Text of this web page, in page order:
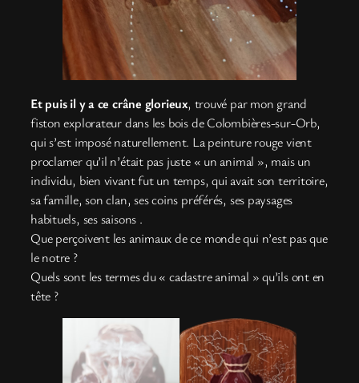
Et puis il y a ce crâne glorieux, trouvé par mon grand
fiston explorateur dans les bois de Colombières-sur-Orb,
qui s’est imposé naturellement. La peinture rouge vient
proclamer qu’il n’était pas juste « un animal », mais un
individu, bien vivant fut un temps, qui avait son territoire,
sa famille, son clan, ses coins préférés, ses paysages
habituels, ses saisons .
Que perçoivent les animaux de ce monde qui n’est pas que
le notre ?
Quels sont les termes du « cadastre animal » qu’ils ont en
tête ?